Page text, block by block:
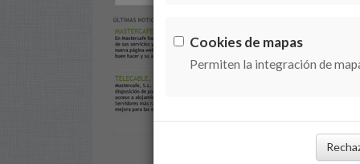
Cookies de mapas
Permiten la integración de